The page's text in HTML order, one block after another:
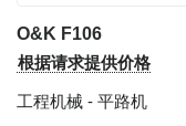
O&K F106
根据请求提供价格
工程机械 - 平路机